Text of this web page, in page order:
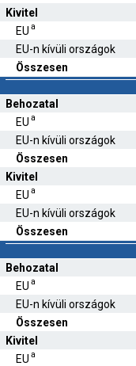
Kivitel
EU a
EU-n kívüli országok
Összesen
Behozatal
EU a
EU-n kívüli országok
Összesen
Kivitel
EU a
EU-n kívüli országok
Összesen
Behozatal
EU a
EU-n kívüli országok
Összesen
Kivitel
EU a